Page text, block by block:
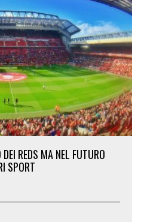
REDS MA NEL FUTURO
SPORT